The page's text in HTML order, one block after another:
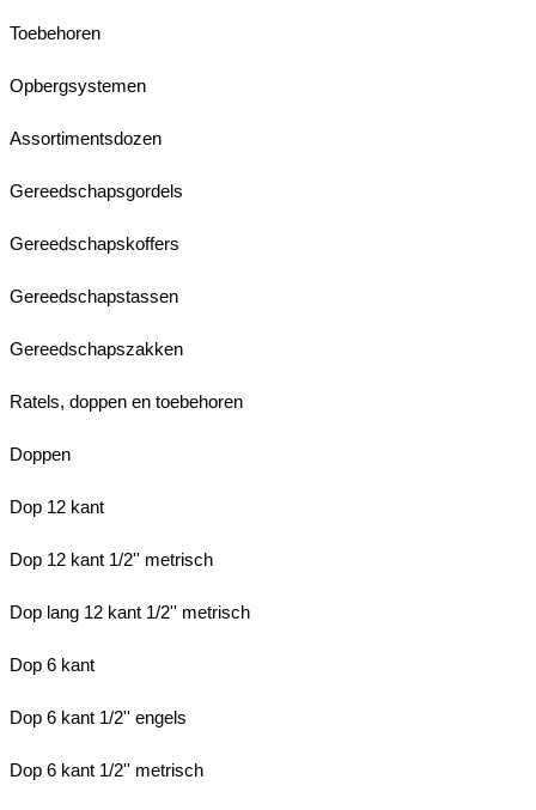
Toebehoren
Opbergsystemen
Assortimentsdozen
Gereedschapsgordels
Gereedschapskoffers
Gereedschapstassen
Gereedschapszakken
Ratels, doppen en toebehoren
Doppen
Dop 12 kant
Dop 12 kant 1/2'' metrisch
Dop lang 12 kant 1/2'' metrisch
Dop 6 kant
Dop 6 kant 1/2'' engels
Dop 6 kant 1/2'' metrisch